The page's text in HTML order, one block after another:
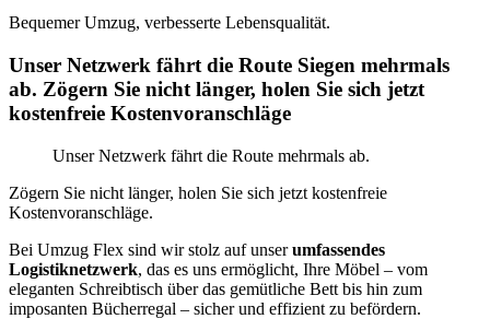
Bequemer Umzug, verbesserte Lebensqualität.
Unser Netzwerk fährt die Route Siegen mehrmals
ab. Zögern Sie nicht länger, holen Sie sich jetzt
kostenfreie Kostenvoranschläge
Unser Netzwerk fährt die Route mehrmals ab.
Zögern Sie nicht länger, holen Sie sich jetzt kostenfreie
Kostenvoranschläge.
Bei Umzug Flex sind wir stolz auf unserumfassendes
Logistiknetzwerk, das es uns ermöglicht, Ihre Möbel – vom
eleganten Schreibtisch über das gemütliche Bett bis hin zum
imposanten Bücherregal – sicher und effizient zu befördern.